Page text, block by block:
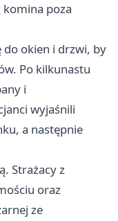
komina poza
do okien i drzwi, by
Po kilkunastu
i
wyjaśnili
a następnie
Strażacy z
oraz
ze